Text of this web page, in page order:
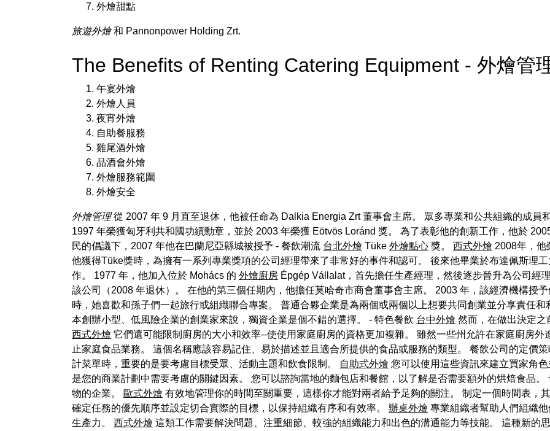
外燴甜點
旅遊外燴和 Pannonpower Holding Zrt.
The Benefits of Renting Catering Equipment - 外燴管
午宴外燴
外燴人員
夜宵外燴
自助餐服務
雞尾酒外燴
品酒會外燴
外燴服務範圍
外燴安全
外燴管理從 2007 年 9 月直至退休，他被任命為 Dalkia Energia Zrt 董事會主席。 眾多專業和公共組織的成員
1997 年榮獲匈牙利共和國功績勳章，並於 2003 年榮獲 Eötvös Loránd 獎。 為了表彰他的創新工作，他於
民的倡議下，2007 年他在巴蘭尼亞縣城被授予 - 餐飲潮流 台北外燴 Tüke 外燴點心 獎。 西式外燴 2008年，他
他獲得Tüke獎時，為擁有一系列專業獎項的公司經理帶來了非常好的事件和認可。 後來他畢業於布達佩斯理
作。 1977 年，他加入位於 Mohács 的 外燴廚房 Épgép Vállalat，首先擔任生產經理，然後逐步晉升為公司經
該公司（2008 年退休）。 在他的第三個任期內，他擔任莫哈奇市商會董事會主席。 2003 年，該經濟機構授
時，她喜歡和孫子們一起旅行或組織聯合專案。 普通合夥企業是為兩個或兩個以上想要共同創業並分享責任
本創辦小型、低風險企業的創業家來說，獨資企業是個不錯的選擇。 - 特色餐飲 台中外燴 然而，在做出決定之
西式外燴 它們還可能限制廚房的大小和效率--使使用家庭廚房的資格更加複雜。 雖然一些州允許在家庭廚房
止家庭食品業務。 這個名稱應該容易記住、易於描述並且適合所提供的食品或服務的類型。 餐飲公司的定價
計菜單時，重要的是要考慮目標受眾、活動主題和飲食限制。
自助式外燴 您可以使用這些資訊來建立買家角
是您的商業計劃中需要考慮的關鍵因素。 您可以諮詢當地的麵包店和餐館，以了解是否需要額外的烘焙食品
物的企業。
歐式外燴 有效地管理你的時間至關重要，這樣你才能對兩者給予足夠的關注。 制定一個時間表，
確定任務的優先順序並設定切合實際的目標，以保持組織有序和有效率。 辦桌外燴 專業組織者幫助人們組織
生產力。 西式外燴 這類工作需要解決問題、注重細節、較強的組織能力和出色的溝通能力等技能。 這種新的